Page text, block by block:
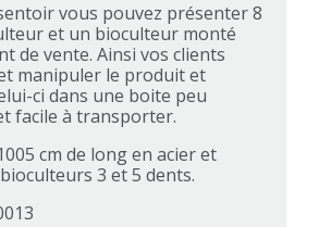
vous pouvez présenter 8
et un bioculteur monté
de vente. Ainsi vos clients
manipuler le produit et
ci dans une boite peu
facile à transporter.
cm de long en acier et
3 et 5 dents.